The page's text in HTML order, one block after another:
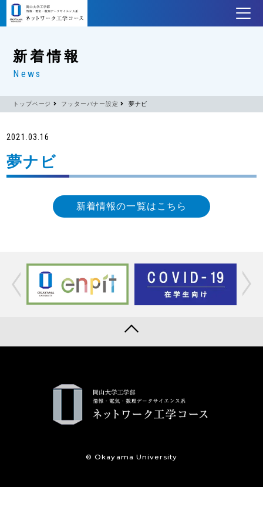
新着情報
News
トップページ フッターバナー設定 夢ナビ
2021.03.16
夢ナビ
新着情報の一覧はこちら
© Okayama University